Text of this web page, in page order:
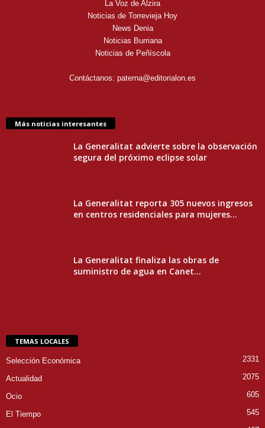
La Voz de Alzira
Noticias de Torrevieja Hoy
News Denia
Noticias Burriana
Noticias de Peñíscola
Contáctanos: paterna@editorialon.es
Más noticias interesantes
La Generalitat advierte sobre la observación
segura del próximo eclipse solar
La Generalitat reporta 305 nuevos ingresos
en centros residenciales para mujeres...
La Generalitat finaliza las obras de
suministro de agua en Canet...
TEMAS LOCALES
Selección Económica 2331
Actualidad 2075
Ocio 605
El Tiempo 545